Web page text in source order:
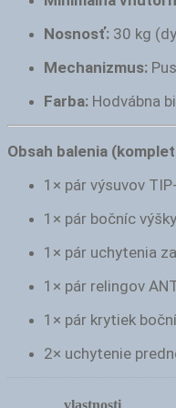
Nosnosť: 30 kg
Mechanizmus:
Farba: Hodvábna
Obsah balenia
1× pár výsuvov
1× pár bočníc
1× pár uchytenia
1× pár relingov
1× pár krytiek
2× uchytenie